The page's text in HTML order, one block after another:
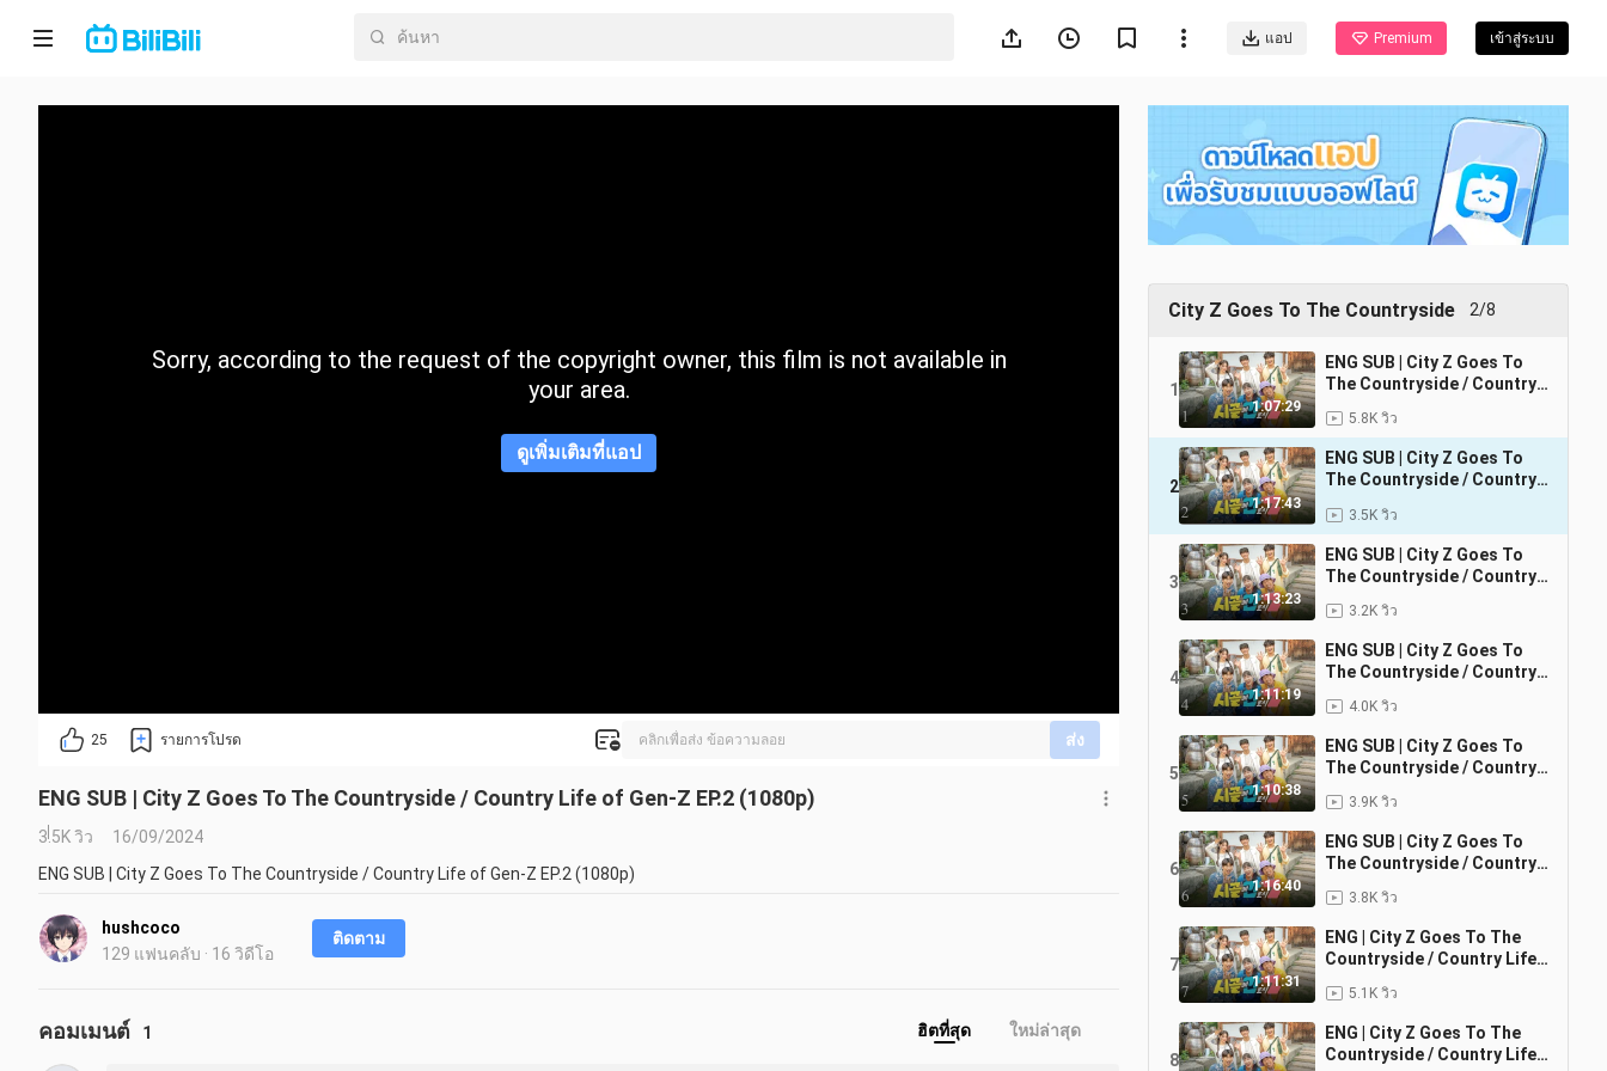
แอป Premium เข้าสู่ระบบ
หน้า
Sorry, according to the request of the copyright owner, this film is not available in
your area.
ดูเพิ่มเติมที่แอป
25 รายการโปรด ส่ง
ENG SUB | City Z Goes To The Countryside / Country Life of Gen-Z EP.2 (1080p)
3.5K วิว
16/09/2024
ENG SUB | City Z Goes To The Countryside / Country Life of Gen-Z EP.2 (1080p)
hushcoco
129 แฟนคลับ · 16 วิดีโอ
ติดตาม
City Z Goes To The Countryside 2/8
1
1:07:29
ENG SUB | City Z Goes To
The Countryside / Country
5.8K วิว
2
1:17:43
ENG SUB | City Z Goes To
The Countryside / Country
3.5K วิว
3
1:13:23
ENG SUB | City Z Goes To
The Countryside / Country
3.2K วิว
4
1:11:19
ENG SUB | City Z Goes To
The Countryside / Country
4.0K วิว
5
1:10:38
ENG SUB | City Z Goes To
The Countryside / Country
3.9K วิว
6
1:16:40
ENG SUB | City Z Goes To
The Countryside / Country
3.8K วิว
7
1:11:31
ENG | City Z Goes To The
Countryside / Country Life
5.1K วิว
8
ENG | City Z Goes To The
Countryside / Country Life
คอมเมนต์ 1 ฮิตที่สุด ใหม่ล่าสุด